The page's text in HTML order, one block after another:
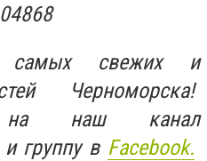
самых свежих и
Черноморска!
на наш канал
группу в Facebook.